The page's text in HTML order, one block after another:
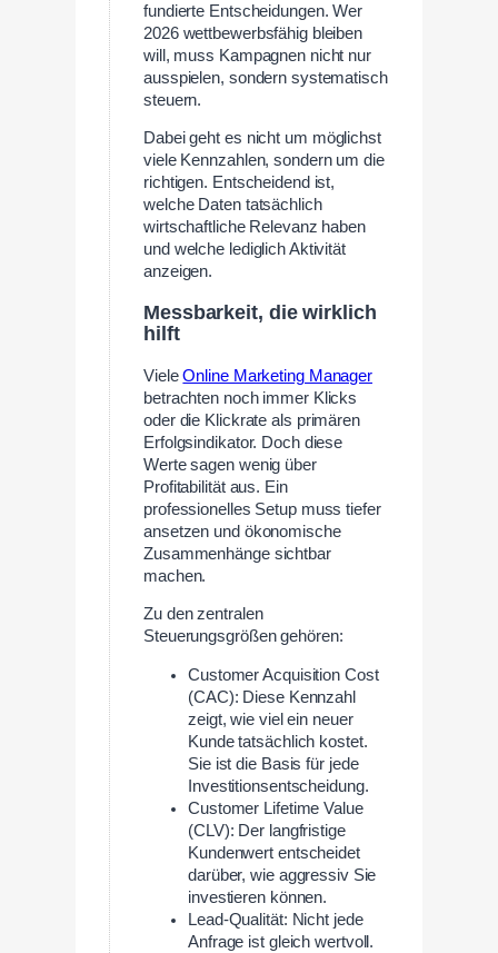
fundierte Entscheidungen. Wer
2026 wettbewerbsfähig bleiben
will, muss Kampagnen nicht nur
ausspielen, sondern systematisch
steuern.
Dabei geht es nicht um möglichst
viele Kennzahlen, sondern um die
richtigen. Entscheidend ist,
welche Daten tatsächlich
wirtschaftliche Relevanz haben
und welche lediglich Aktivität
anzeigen.
Messbarkeit, die wirklich
hilft
VieleOnline Marketing Manager
betrachten noch immer Klicks
oder die Klickrate als primären
Erfolgsindikator. Doch diese
Werte sagen wenig über
Profitabilität aus. Ein
professionelles Setup muss tiefer
ansetzen und ökonomische
Zusammenhänge sichtbar
machen.
Zu den zentralen
Steuerungsgrößen gehören:
Customer Acquisition Cost
(CAC): Diese Kennzahl
zeigt, wie viel ein neuer
Kunde tatsächlich kostet.
Sie ist die Basis für jede
Investitionsentscheidung.
Customer Lifetime Value
(CLV): Der langfristige
Kundenwert entscheidet
darüber, wie aggressiv Sie
investieren können.
Lead-Qualität: Nicht jede
Anfrage ist gleich wertvoll.